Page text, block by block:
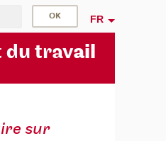
FR
du travail
sur